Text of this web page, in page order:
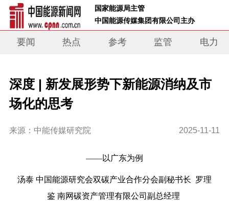
国家能源局主管
中国能源传媒集团有限公司主办
要闻 热点 参考 监管 电力
深度 | 新发展形势下新能源消纳及市
场化的思考
来源：中能传媒研究院 2025-11-11
——以广东为例
汤泰 中国能源研究会双碳产业合作分会副秘书长 罗理
鉴 南网碳资产管理有限公司副总经理